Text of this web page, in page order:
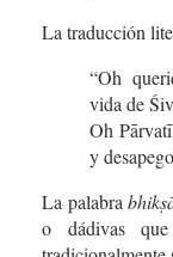
La traducción
“Oh
vida de
Oh
y
La palabra
o dádivas